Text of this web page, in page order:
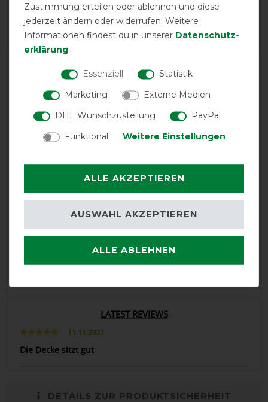
Busse Outdoordecke
pine (schwarz)
Product Reviews
1
Product Rating
5/5
product experience
calculated from 1 customer reviews
LATEST REVIEWS
11.11.2021
Die Decke sitzt gut
DETAILS ZUR PRODUKTSICHERHEIT
Zustimmung erteilen oder ablehnen und diese
jederzeit ändern oder widerrufen. Weitere
Informationen findest du in unserer Daten­schutz­
erklärung.
Essenziell
Statistik
Marketing
Externe Medien
DHL Wunschzustellung
PayPal
Funktional
Weitere Einstellungen
ALLE AKZEPTIEREN
ALLE ABLEHNEN
AUSWAHL AKZEPTIEREN